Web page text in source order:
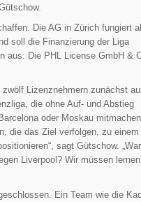
Die AG in Zürich fungiert
soll die Finanzierung der Liga
aus: Die PHL License GmbH &
Lizenznehmern zunächst
die ohne Auf- und Abstieg
oder Moskau
die das Ziel verfolgen, zu einem
sagt Gütschow.
Liverpool? Wir müssen
Ein Team wie die